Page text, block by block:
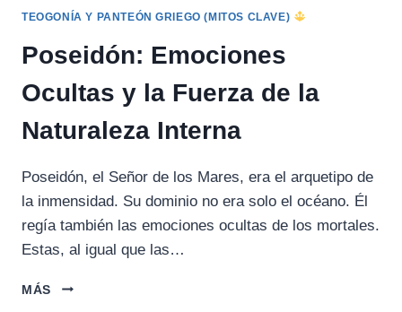
TEOGONÍA Y PANTEÓN GRIEGO (MITOS CLAVE)
Poseidón: Emociones
Ocultas y la Fuerza de la
Naturaleza Interna
Poseidón, el Señor de los Mares, era el arquetipo de
la inmensidad. Su dominio no era solo el océano. Él
regía también las emociones ocultas de los mortales.
Estas, al igual que las…
MÁS
POSEIDÓN: